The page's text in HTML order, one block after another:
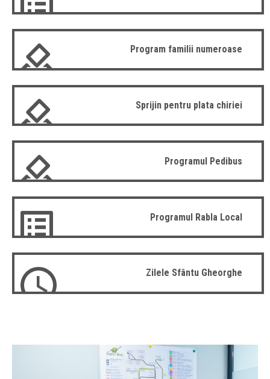
Program familii numeroase
Sprijin pentru plata chiriei
Programul Pedibus
Programul Rabla Local
Zilele Sfântu Gheorghe